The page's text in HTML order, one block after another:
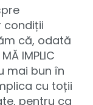
condiții
că, odată
IMPLIC
mai bun în
cu toții
pentru ca